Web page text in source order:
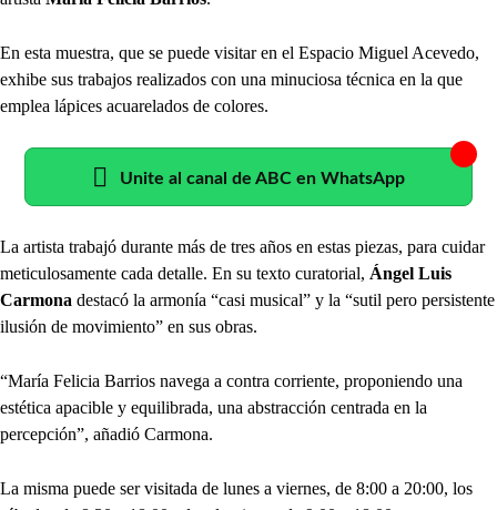
En esta muestra, que se puede visitar en el Espacio Miguel Acevedo,
exhibe sus trabajos realizados con una minuciosa técnica en la que
emplea lápices acuarelados de colores.
Unite al canal de ABC en WhatsApp
La artista trabajó durante más de tres años en estas piezas, para cuidar
meticulosamente cada detalle. En su texto curatorial, Ángel Luis
Carmona destacó la armonía “casi musical” y la “sutil pero persistente
ilusión de movimiento” en sus obras.
“María Felicia Barrios navega a contra corriente, proponiendo una
estética apacible y equilibrada, una abstracción centrada en la
percepción”, añadió Carmona.
La misma puede ser visitada de lunes a viernes, de 8:00 a 20:00, los